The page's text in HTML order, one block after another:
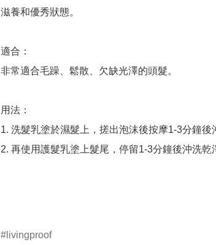
滋養和優秀狀態。
適合：
非常適合毛躁、鬆散、欠缺光澤的頭髮。
用法：
1. 洗髮乳塗於濕髮上，搓出泡沫後按摩1-3分鐘後
2. 再使用護髮乳塗上髮尾，停留1-3分鐘後沖洗乾
livingproof